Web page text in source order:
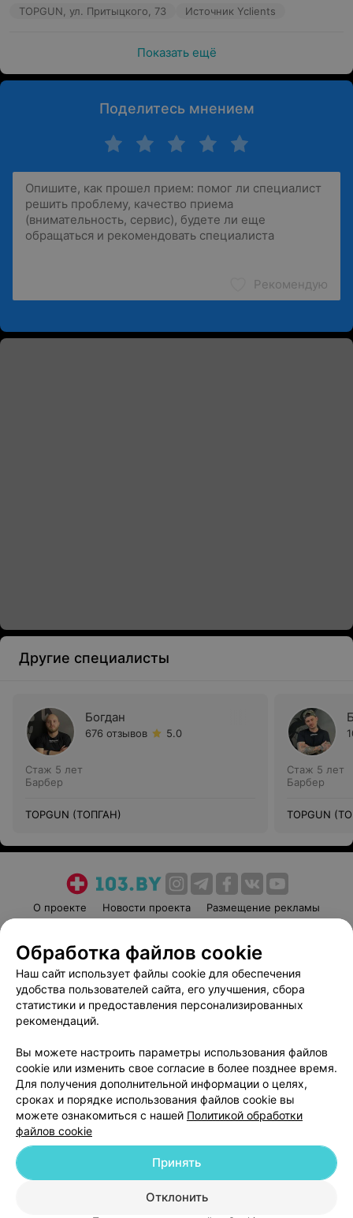
TOPGUN, ул. Притыцкого, 73 Источник Yclients
Показать ещё
Поделитесь мнением
Рекомендую
Другие специалисты
Богдан
676 отзывов 5.0
Стаж 5 лет
Барбер
TOPGUN (ТОПГАН)
Стаж 5 лет
Барбер
TOPGUN
О проекте Новости проекта
Размещение рекламы
Пользовательское соглашение
Способы оплаты
Вакансии
Партнеры
Написать руководителю 103.by
Обработка персональных данных
© 2026 ООО «Артокс Лаб», УНП 191700409
| 220012, Республика Беларусь,
Служба поддержки +375 291212755
Обработка файлов cookie
Наш сайт использует файлы cookie для обеспечения
удобства пользователей сайта, его улучшения, сбора
статистики и предоставления персонализированных
рекомендаций.
Вы можете настроить параметры использования файлов
cookie или изменить свое согласие в более позднее время.
Для получения дополнительной информации о целях,
сроках и порядке использования файлов cookie вы
можете ознакомиться с нашей Политикой обработки
файлов cookie
Отклонить
Принять